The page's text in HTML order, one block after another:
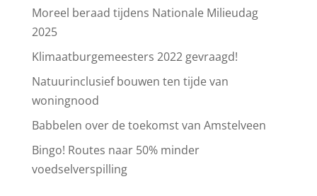
Moreel beraad tijdens Nationale Milieudag
2025
Klimaatburgemeesters 2022 gevraagd!
Natuurinclusief bouwen ten tijde van
woningnood
Babbelen over de toekomst van Amstelveen
Bingo! Routes naar 50% minder
voedselverspilling